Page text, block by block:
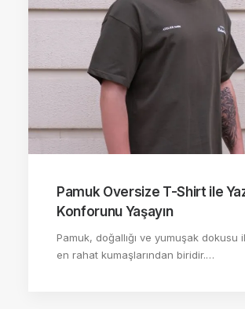
Pamuk Oversize T-Shirt ile
Konforunu Yaşayın
Pamuk, doğallığı ve yumuşak dokusu
en rahat kumaşlarından biridir.…